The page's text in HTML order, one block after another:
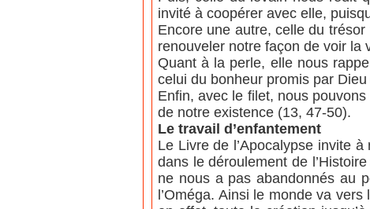
invité à coopérer avec elle,
Encore une autre, celle du
renouveler notre façon de voir la
Quant à la perle, elle nous
celui du bonheur promis par
Enfin, avec le filet, nous
de notre existence (13, 47-50).
Le travail d’enfantement
Le Livre de l’Apocalypse invite
dans le déroulement de
ne nous a pas abandonnés au
l’Oméga. Ainsi le monde va